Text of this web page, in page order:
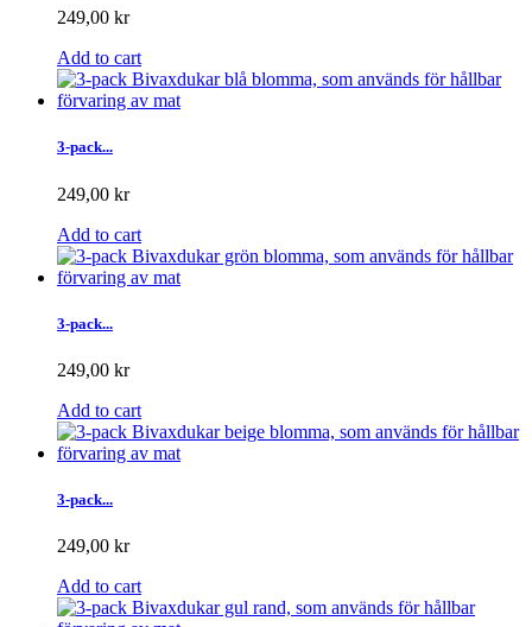
249,00 kr
Add to cart
3-pack...
249,00 kr
Add to cart
3-pack...
249,00 kr
Add to cart
3-pack...
249,00 kr
Add to cart